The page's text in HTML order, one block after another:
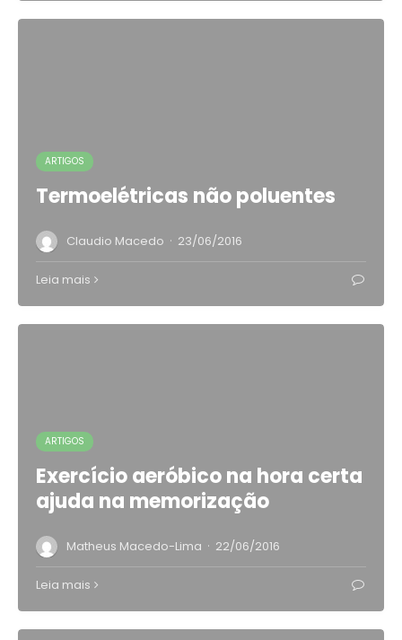
ARTIGOS
Termoelétricas não poluentes
Claudio Macedo · 23/06/2016
Leia mais
ARTIGOS
Exercício aeróbico na hora certa
ajuda na memorização
Matheus Macedo-Lima · 22/06/2016
Leia mais